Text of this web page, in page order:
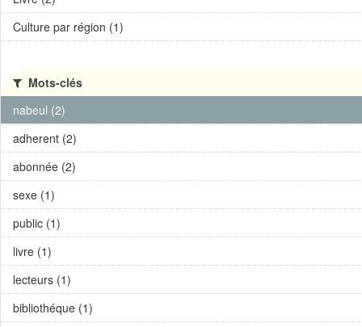
Culture par région (1)
Mots-clés
nabeul (2)
adherent (2)
abonnée (2)
sexe (1)
public (1)
livre (1)
lecteurs (1)
bibliothéque (1)